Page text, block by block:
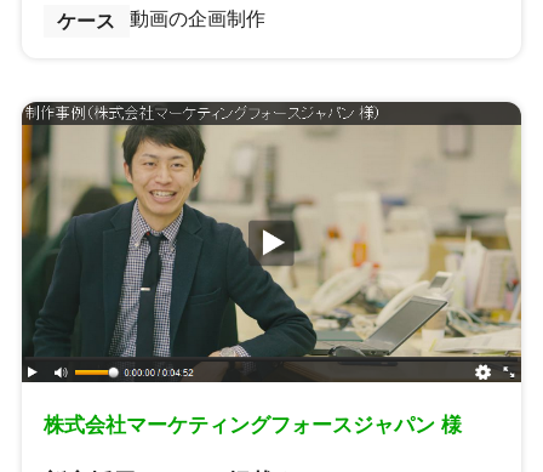
ケース 動画の企画制作
株式会社マーケティングフォースジャパン 様